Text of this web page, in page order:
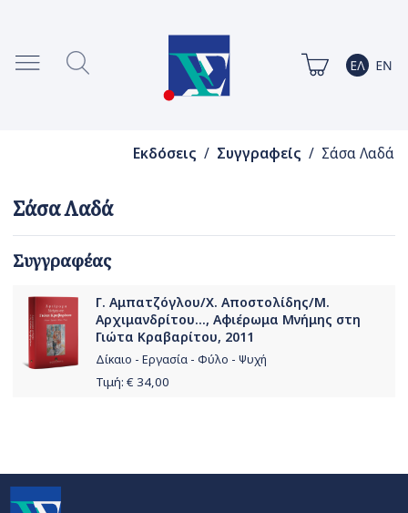
Εκδόσεις / Συγγραφείς / Σάσα Λαδά
Σάσα Λαδά
Συγγραφέας
Γ. Αμπατζόγλου/Χ. Αποστολίδης/Μ.
Αρχιμανδρίτου..., Αφιέρωμα Μνήμης στη
Γιώτα Κραβαρίτου, 2011
Δίκαιο - Εργασία - Φύλο - Ψυχή
Τιμή: € 34,00